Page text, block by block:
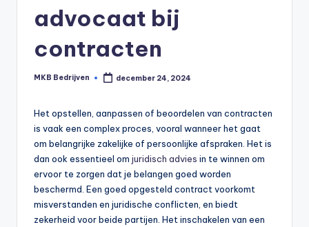
advocaat bij
contracten
MKB Bedrijven december 24, 2024
Het opstellen, aanpassen of beoordelen van contracten
is vaak een complex proces, vooral wanneer het gaat
om belangrijke zakelijke of persoonlijke afspraken. Het is
dan ook essentieel om juridisch advies in te winnen om
ervoor te zorgen dat je belangen goed worden
beschermd. Een goed opgesteld contract voorkomt
misverstanden en juridische conflicten, en biedt
zekerheid voor beide partijen. Het inschakelen van een